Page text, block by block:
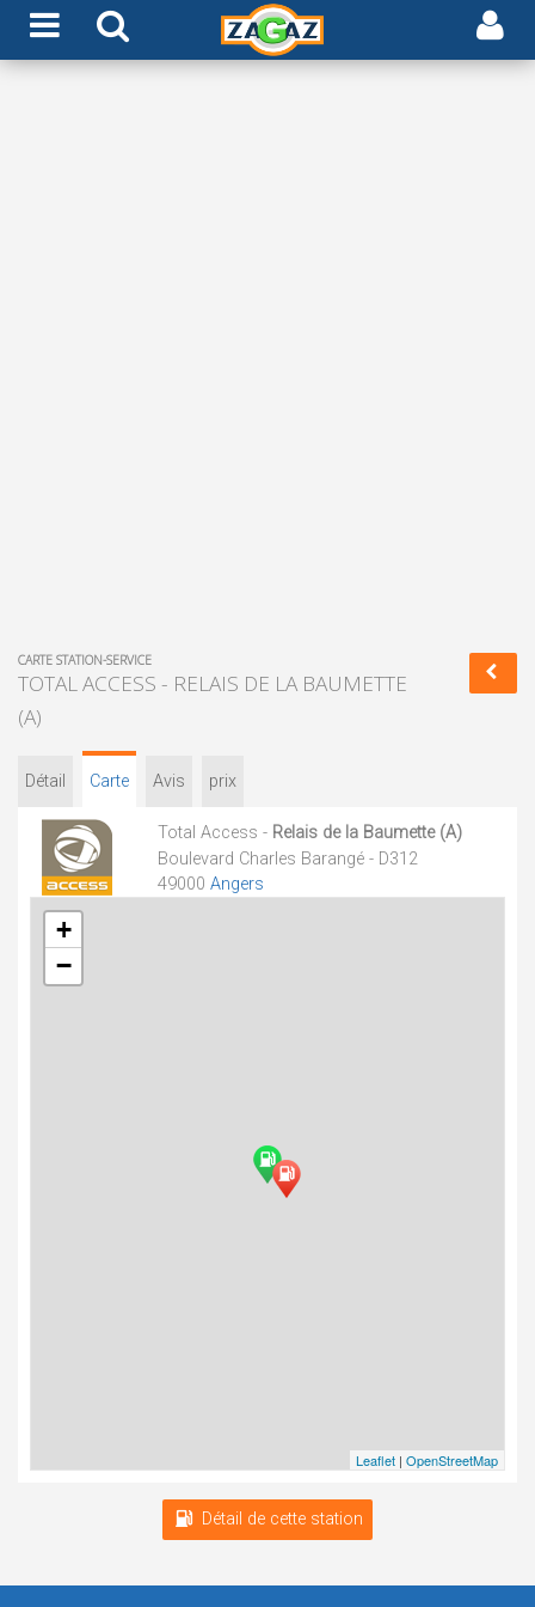
CARTE STATION-SERVICE
TOTAL ACCESS - RELAIS DE LA BAUMETTE
(A)
Détail Carte Avis prix
Total Access - Relais de la Baumette (A)
Boulevard Charles Barangé - D312
49000 Angers
+
−
Leaflet | OpenStreetMap
Détail de cette station